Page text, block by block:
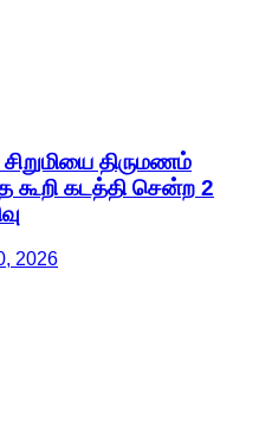
திருமணம்
கடத்தி சென்ற 2
2026